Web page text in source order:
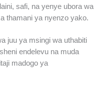
safi, na yenye ubora wa
thamani ya nyenzo yako.
juu ya msingi wa uthabiti
endelevu na muda
madogo ya